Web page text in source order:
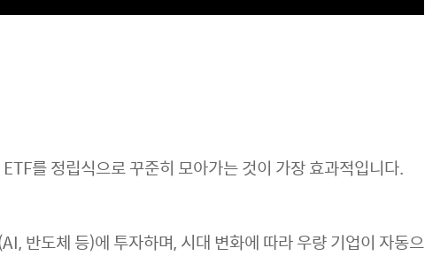
를 정립식으로 꾸준히 모아가는 것이 가장 효과적입니다.
반도체 등)에 투자하며, 시대 변화에 따라 우량 기업이 자동으